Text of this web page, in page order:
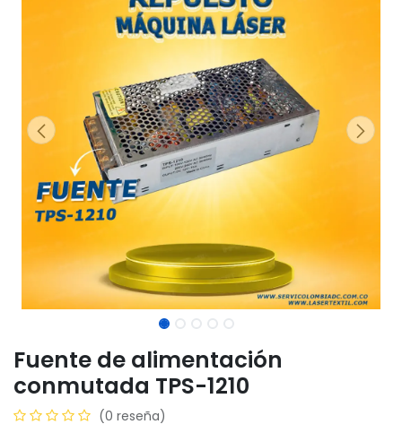
Fuente de alimentación
conmutada TPS-1210
(0 reseña)